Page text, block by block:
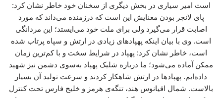
است امیر سیاری در بخش دیگری از سخنان خود خاطر نشان کرد:
پای لانچر بودن معنایش این است که درزمنده می‌داند که مورد
اصابت قرار می‌گیرد ولی برای ملت خود می‌ایستد؛ این مردانگی
است. وی با بیان اینکه پهپادهای زیادی در ارتش و سپاه پرتاب شده
است، خاطر نشان کرد: پهپاد در شرایط سخت و با کم‌ترین زمان
ممکن آماده می‌شود؛ ما درباره شلیک پهپاد به‌سوی دشمن نیز شهید
داده‌ایم. پهپادها در ارتش شاهکار کردند و سرعت تولید آن بسیار
بالاست. شمال اقیانوس هند، تنگه‌ی هرمز و خلیج فارس تحت کنترل